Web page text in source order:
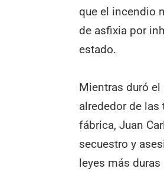
que el incendio
de asfixia por
estado.
Mientras duró
alrededor de las
fábrica, Juan
secuestro y
leyes más